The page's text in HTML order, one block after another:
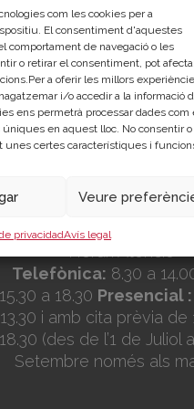
com les cookies per a
El consentiment d'aquestes
comportament de navegació o les
o retirar el consentiment, pot
a oferir les millors
i/o accedir a la informació
ens permetrà processar dades com
en aquest lloc. No consentir o
unes certes característiques i
Veure
privacidadAvís legal
Seu Central
València
Telefònica: 8.30 a
15.30 a 18.30 Presencial :
13.30 i amb cita prèvia de
18.30 (des de l’1 de Juliol
Setembre només als